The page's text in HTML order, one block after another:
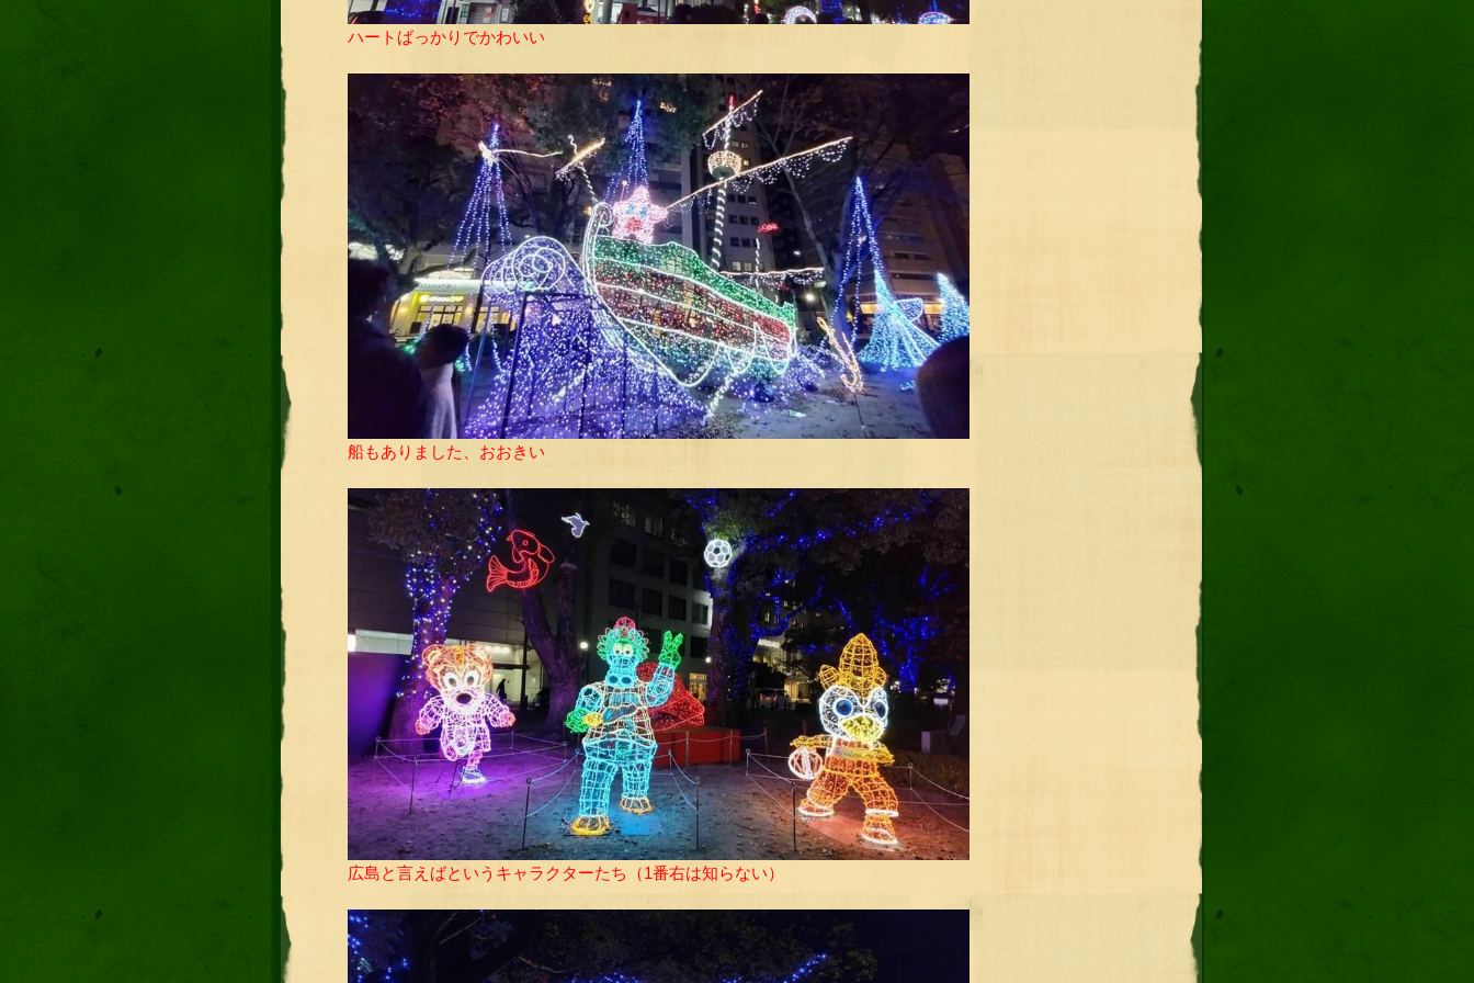
ハートばっかりでかわいい
船もありました、おおきい
広島と言えばというキャラクターたち（1番右は知らない）